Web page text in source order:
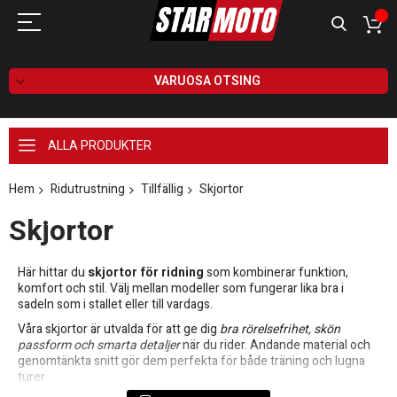
VARUOSA OTSING
ALLA PRODUKTER
Hem Ridutrustning Tillfällig Skjortor
Skjortor
Här hittar du skjortor för ridningsom kombinerar funktion,
komfort och stil. Välj mellan modeller som fungerar lika bra i
sadeln som i stallet eller till vardags.
Våra skjortor är utvalda för att ge dig bra rörelsefrihet, skön
passform och smarta detaljernär du rider. Andande material och
genomtänkta snitt gör dem perfekta för både träning och lugna
turer.